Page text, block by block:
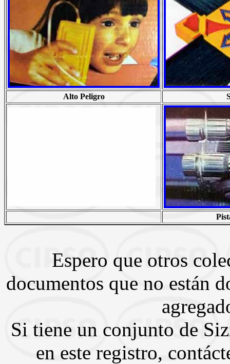
Alto Peligro
Espero que otros
documentos que no están
Si tiene un conjunto de
en este registro,